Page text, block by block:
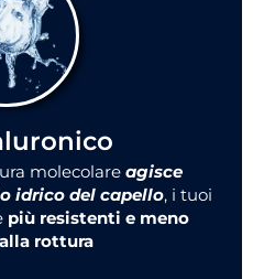
molecolare agisce
idrico del capello, i tuoi
più resistenti e meno
rottura